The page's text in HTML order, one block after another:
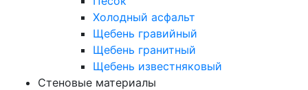
Холодный асфальт
Щебень гравийный
Щебень гранитный
Щебень известняковый
Стеновые материалы